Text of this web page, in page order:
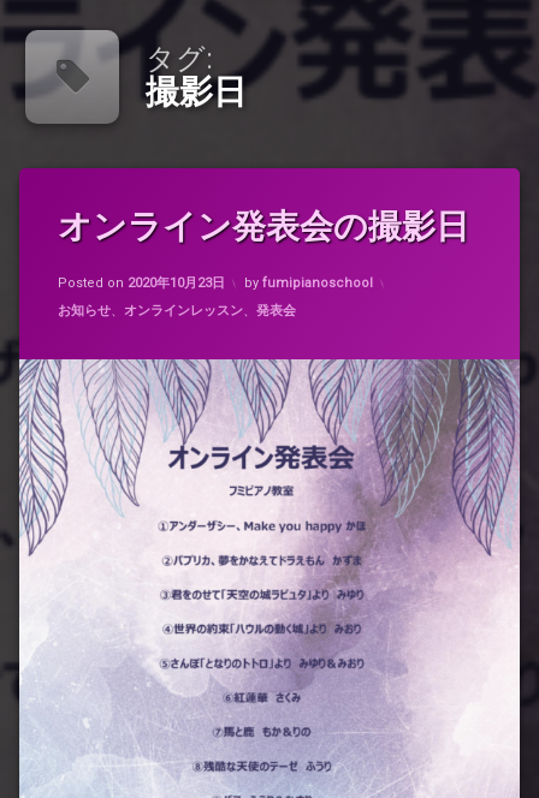
タグ:
撮影日
オンライン発表会の撮影日
Posted on 2020年10月23日
Updated on 2021年1月24日
by fumipianoschool
カテゴリー:
お知らせ、 オンラインレッスン、 発表会
発
表
会
撮
影
日